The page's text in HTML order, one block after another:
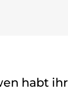
habt ihr